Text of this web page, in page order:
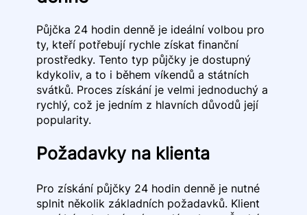
Půjčka 24 hodin denně je ideální volbou pro
ty, kteří potřebují rychle získat finanční
prostředky. Tento typ půjčky je dostupný
kdykoliv, a to i během víkendů a státních
svátků. Proces získání je velmi jednoduchý a
rychlý, což je jedním z hlavních důvodů její
popularity.
Požadavky na klienta
Pro získání půjčky 24 hodin denně je nutné
splnit několik základních požadavků. Klient